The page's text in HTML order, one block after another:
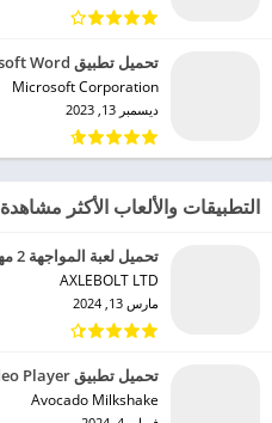
تحميل تطبيق Microsoft Word مهكر للاندرويد 2024
Microsoft Corporation‏
ديسمبر 13, 2023
التطبيقات والألعاب الأكثر مشاهدة
تحميل لعبة المواجهة 2 مهكرة للاندرويد 2024
AXLEBOLT LTD‏
مارس 13, 2024
تحميل تطبيق Provid Video Player مهكر للاندرويد 2024
Avocado Milkshake‏